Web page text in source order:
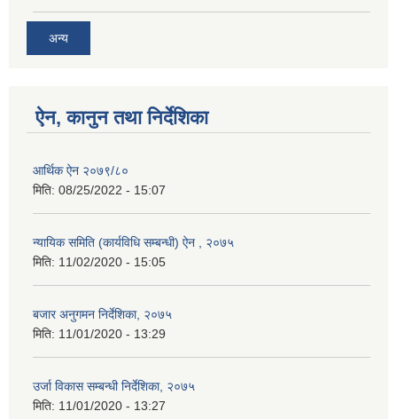
अन्य
ऐन, कानुन तथा निर्देशिका
आर्थिक ऐन २०७९/८०
मिति: 08/25/2022 - 15:07
न्यायिक समिति (कार्यविधि सम्बन्धी) ऐन , २०७५
मिति: 11/02/2020 - 15:05
बजार अनुगमन निर्देशिका, २०७५
मिति: 11/01/2020 - 13:29
उर्जा विकास सम्बन्धी निर्देशिका, २०७५
मिति: 11/01/2020 - 13:27